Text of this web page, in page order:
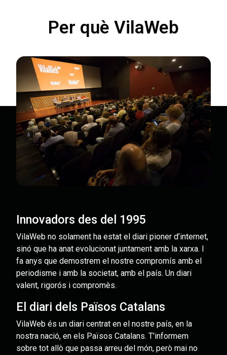
Per què VilaWeb
Innovadors des del 1995
VilaWeb no solament ha estat el diari pioner d’internet,
sinó que ha anat evolucionat juntament amb la xarxa. I
fa anys que demostrem el nostre compromís amb el
periodisme i amb la societat, amb el país. Un diari
valent, rigorós i compromès.
El diari dels Països Catalans
VilaWeb és un diari centrat en el nostre país, en la
nostra nació, en els Països Catalans. T'informem
sobre tot allò que passa arreu del món, però mai no